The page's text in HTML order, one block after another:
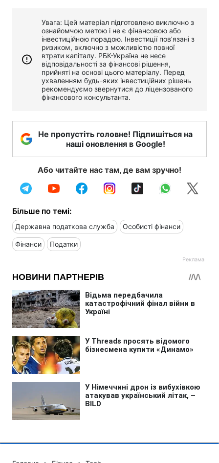
Увага: Цей матеріал підготовлено виключно з
ознайомчою метою і не є фінансовою або
інвестиційною порадою. Інвестиції пов’язані з
ризиком, включно з можливістю повної
втрати капіталу. РБК-Україна не несе
відповідальності за фінансові рішення,
прийняті на основі цього матеріалу. Перед
ухваленням будь-яких інвестиційних рішень
рекомендуємо звернутися до ліцензованого
фінансового консультанта.
Не пропустіть головне! Підпишіться на
наші оновлення в Google!
Або читайте нас там, де вам зручно!
Більше по темі:
Державна податкова служба Особисті фінанси
Фінанси Податки